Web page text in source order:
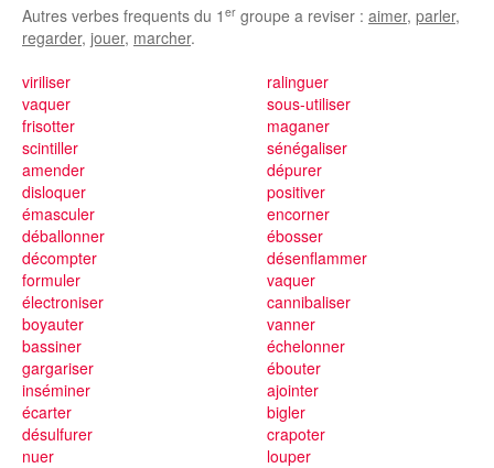
Autres verbes frequents du 1 er groupe a reviser : aimer, parler,
regarder, jouer, marcher.
viriliser
vaquer
frisotter
scintiller
amender
disloquer
émasculer
déballonner
décompter
ralinguer
sous-utiliser
maganer
sénégaliser
dépurer
positiver
encorner
ébosser
désenflammer
formuler
électroniser
boyauter
bassiner
gargariser
inséminer
écarter
désulfurer
nuer
vaquer
cannibaliser
vanner
échelonner
ébouter
ajointer
bigler
crapoter
louper